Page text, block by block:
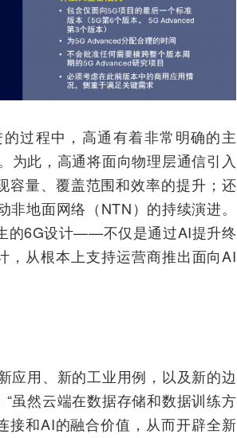
过程中，高通有着非常明确的主
为此，高通将面向物理层通信引入
容量、覆盖范围和效率的提升；还
地面网络（NTN）的持续演进。
的6G设计——不仅是通过AI提升终
，从根本上支持运营商推出面向AI
应用、新的工业用例，以及新的边
虽然云端在数据存储和数据训练方
接和AI的融合价值，从而开辟全新